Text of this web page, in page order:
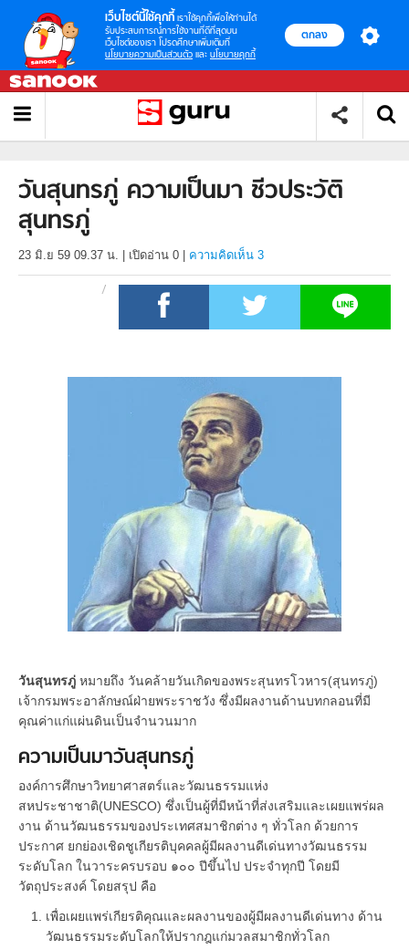
เว็บไซต์นี้ใช้คุกกี้ เราใช้คุกกี้เพื่อให้ท่านได้
รับประสบการณ์การใช้งานที่ดีที่สุดบน
เว็บไซต์ของเรา โปรดศึกษาเพิ่มเติมที่
นโยบายความเป็นส่วนตัว และ นโยบายคุกกี้
ตกลง
วันสุนทรภู่ ความเป็นมา ชีวประวัติ
สุนทรภู่
23 มิ.ย 59 09.37 น. เปิดอ่าน 0 ความคิดเห็น 3
วันสุนทรภู่ หมายถึง วันคล้ายวันเกิดของพระสุนทรโวหาร(สุนทรภู่)
เจ้ากรมพระอาลักษณ์ฝ่ายพระราชวัง ซึ่งมีผลงานด้านบทกลอนที่มี
คุณค่าแก่แผ่นดินเป็นจำนวนมาก
ความเป็นมาวันสุนทรภู่
องค์การศึกษาวิทยาศาสตร์และวัฒนธรรมแห่ง
สหประชาชาติ(UNESCO) ซึ่งเป็นผู้ที่มีหน้าที่ส่งเสริมและเผยแพร่ผล
งาน ด้านวัฒนธรรมของประเทศสมาชิกต่าง ๆ ทั่วโลก ด้วยการ
ประกาศ ยกย่องเชิดชูเกียรติบุคคลผู้มีผลงานดีเด่นทางวัฒนธรรม
ระดับโลก ในวาระครบรอบ ๑๐๐ ปีขึ้นไป ประจำทุกปี โดยมี
วัตถุประสงค์ โดยสรุป คือ
เพื่อเผยแพร่เกียรติคุณและผลงานของผู้มีผลงานดีเด่นทาง ด้าน
วัฒนธรรมระดับโลกให้ปรากฎแก่มวลสมาชิกทั่วโลก